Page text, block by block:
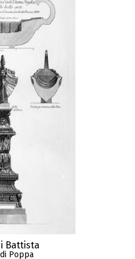
Battista
Poppa